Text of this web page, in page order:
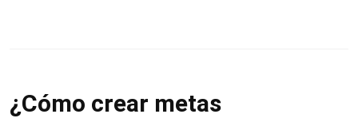
¿Cómo crear metas